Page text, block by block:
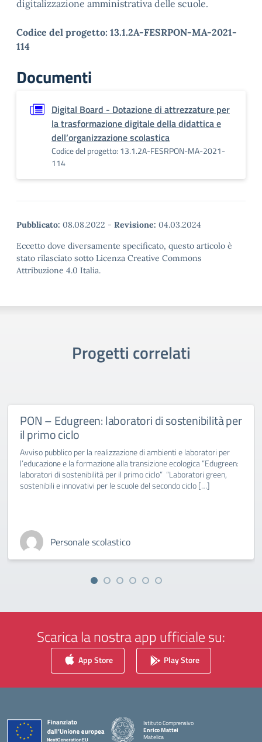
digitalizzazione amministrativa delle scuole.
Codice del progetto: 13.1.2A-FESRPON-MA-2021-
114
Documenti
Digital Board - Dotazione di attrezzature per
la trasformazione digitale della didattica e
dell’organizzazione scolastica
Codice del progetto: 13.1.2A-FESRPON-MA-2021-
114
Pubblicato: 08.08.2022 - Revisione: 04.03.2024
Eccetto dove diversamente specificato, questo articolo è
stato rilasciato sotto Licenza Creative Commons
Attribuzione 4.0 Italia.
Progetti correlati
PON – Edugreen: laboratori di sostenibilità per
il primo ciclo
Avviso pubblico per la realizzazione di ambienti e laboratori per
l’educazione e la formazione alla transizione ecologica “Edugreen:
laboratori di sostenibilità per il primo ciclo” “Laboratori green,
sostenibili e innovativi per le scuole del secondo ciclo […]
Personale scolastico
Scarica la nostra app ufficiale su:
App Store Play Store
Istituto Comprensivo
Enrico Mattei
Matelica